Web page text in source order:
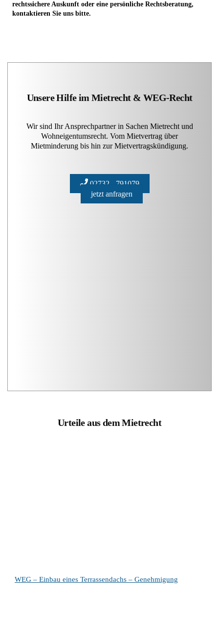
rechtssichere Auskunft oder eine persönliche Rechtsberatung,
kontaktieren Sie uns bitte.
Unsere Hilfe im Mietrecht & WEG-Recht
Wir sind Ihr Ansprechpartner in Sachen Mietrecht und
Wohneigentumsrecht. Vom Mietvertrag über
Mietminderung bis hin zur Mietvertragskündigung.
02732 - 791079
jetzt anfragen
Urteile aus dem Mietrecht
WEG – Einbau eines Terrassendachs – Genehmigung